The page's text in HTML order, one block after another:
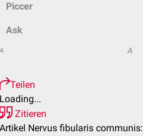
Piccer
Ask
A A
Teilen
Loading...
Zitieren
Artikel Nervus fibularis communis: